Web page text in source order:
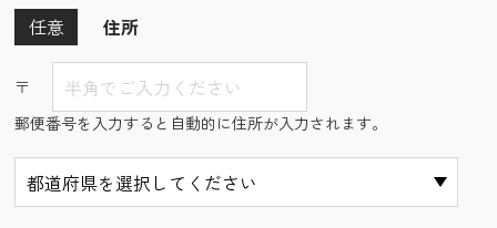
住所
任意
〒
郵便番号を入力すると自動的に住所が入力されます。